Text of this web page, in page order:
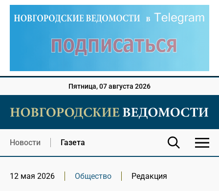
Пятница, 07 августа 2026
Новости Газета
12 мая 2026 Общество Редакция